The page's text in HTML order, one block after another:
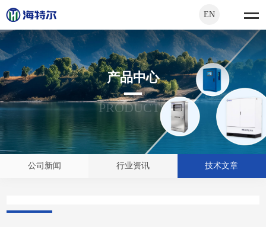
EN
产品中心
PRODUCTS
公司新闻 行业资讯 技术文章